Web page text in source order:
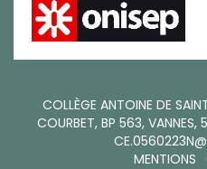
COLLÈGE ANTOINE DE
COURBET, BP 563, VANNES,
MENTIONS •